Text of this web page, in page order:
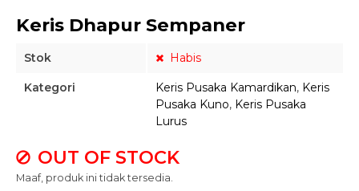
Keris Dhapur Sempaner
Stok Habis
Kategori Keris Pusaka Kamardikan, Keris
Pusaka Kuno, Keris Pusaka
Lurus
OUT OF STOCK
Maaf, produk ini tidak tersedia.